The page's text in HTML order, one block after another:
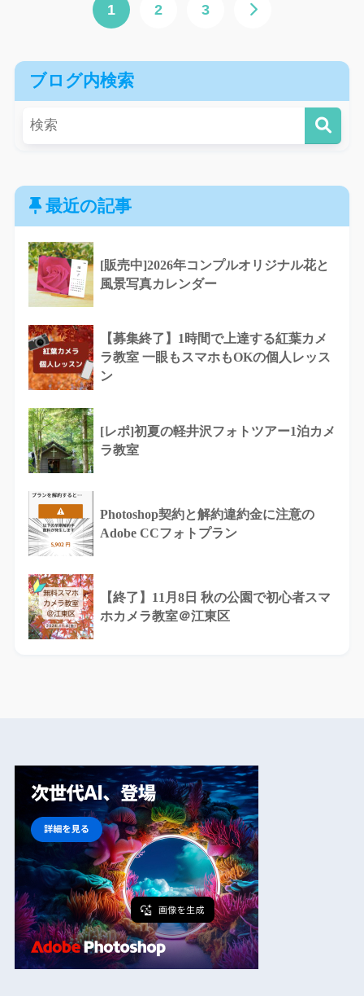
1 2 3
ブログ内検索
最近の記事
[販売中]2026年コンプルオリジナル花と
風景写真カレンダー
【募集終了】1時間で上達する紅葉カメ
ラ教室 一眼もスマホもOKの個人レッス
ン
[レポ]初夏の軽井沢フォトツアー1泊カメ
ラ教室
Photoshop契約と解約違約金に注意の
Adobe CCフォトプラン
【終了】11月8日 秋の公園で初心者スマ
ホカメラ教室＠江東区